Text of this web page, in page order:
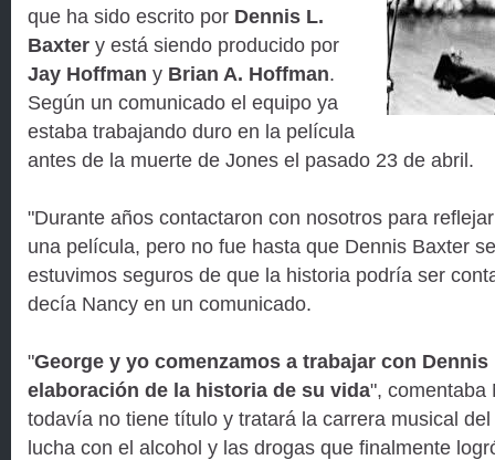
que ha sido escrito por Dennis L.
Baxter y está siendo producido por
Jay Hoffman y Brian A. Hoffman.
Según un comunicado el equipo ya
estaba trabajando duro en la película
antes de la muerte de Jones el pasado 23 de abril.
"Durante años contactaron con nosotros para
una película, pero no fue hasta que Dennis Baxter
estuvimos seguros de que la historia podría ser
decía Nancy en un comunicado.
"George y yo comenzamos a trabajar con
elaboración de la historia de su vida", comentaba
todavía no tiene título y tratará la carrera musical
lucha con el alcohol y las drogas que finalmente